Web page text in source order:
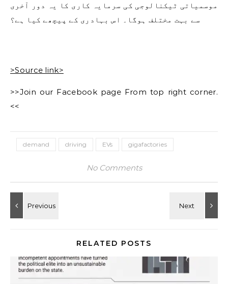
موسمیاتی ٹیکنالوجی کی سرمایہ کاری کا یہ دور آخری
سے بہت مختلف ہوگا۔ اس بہادری کے پیچھے کیا ہے؟
>Source link>
>>Join our Facebook page From top right corner.
<<
demand driving EVs gigafactories
No Comments
RELATED POSTS